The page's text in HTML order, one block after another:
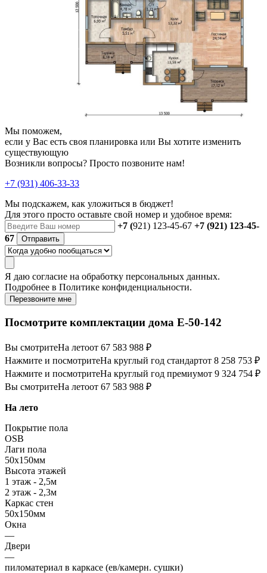
Мы поможем,
если у Вас есть своя планировка или Вы хотите изменить
существующую
Возникли вопросы? Просто позвоните нам!
+7 (931) 406-33-33
Мы подскажем, как уложиться в бюджет!
Для этого просто оставьте свой номер и удобное время:
+7 (921) 123-45-67 +7 (921) 123-45-
67
Отправить
Я даю согласие на обработку персональных данных.
Подробнее в Политике конфиденциальности.
Перезвоните мне
Посмотрите комплектации дома E-50-142
Вы смотритеНа летоот 67 583 988 ₽
Нажмите и посмотритеНа круглый год стандартот 8 258 753 ₽
Нажмите и посмотритеНа круглый год премиумот 9 324 754 ₽
Вы смотритеНа летоот 67 583 988 ₽
На лето
Покрытие пола
OSB
Лаги пола
50х150мм
Высота этажей
1 этаж - 2,5м
2 этаж - 2,3м
Каркас стен
50х150мм
Окна
—
Двери
—
пиломатериал в каркасе (ев/камерн. сушки)